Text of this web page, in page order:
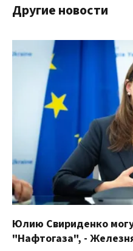
Другие новости
Юлию Свириденко
"Нафтогаза", -